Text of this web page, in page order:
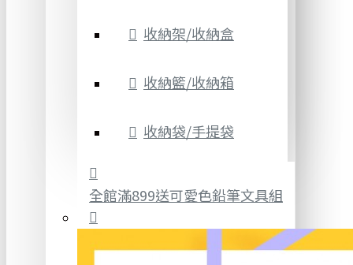
收納架/收納盒
收納籃/收納箱
收納袋/手提袋
全館滿899送可愛色鉛筆文具組